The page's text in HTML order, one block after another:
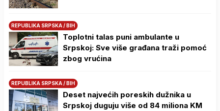
REPUBLIKA SRPSKA / BIH
Toplotni talas puni ambulante u
Srpskoj: Sve više građana traži pomoć
zbog vrućina
REPUBLIKA SRPSKA / BIH
Deset najvećih poreskih dužnika u
Srpskoj duguju više od 84 miliona KM